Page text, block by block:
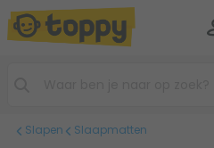
Slapen Slaapmatten